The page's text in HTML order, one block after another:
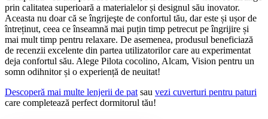
prin calitatea superioară a materialelor și designul său inovator.
Aceasta nu doar că se îngrijeşte de confortul tău, dar este și ușor de
întreținut, ceea ce înseamnă mai puțin timp petrecut pe îngrijire și
mai mult timp pentru relaxare. De asemenea, produsul beneficiază
de recenzii excelente din partea utilizatorilor care au experimentat
deja confortul său. Alege Pilota cocolino, Alcam, Vision pentru un
somn odihnitor și o experiență de neuitat!
Descoperă mai multe lenjerii de pat sau vezi cuverturi pentru paturi
care completează perfect dormitorul tău!